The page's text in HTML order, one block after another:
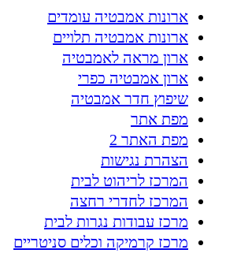
ארונות אמבטיה עומדים
ארונות אמבטיה תלויים
ארון מראה לאמבטיה
ארון אמבטיה כפרי
שיפוץ חדר אמבטיה
מפת אתר
מפת האתר 2
הצהרת נגישות
המרכז לריהוט לבית
המרכז לחדרי רחצה
מרכז עבודות נגרות לבית
מרכז קרמיקה וכלים סניטריים